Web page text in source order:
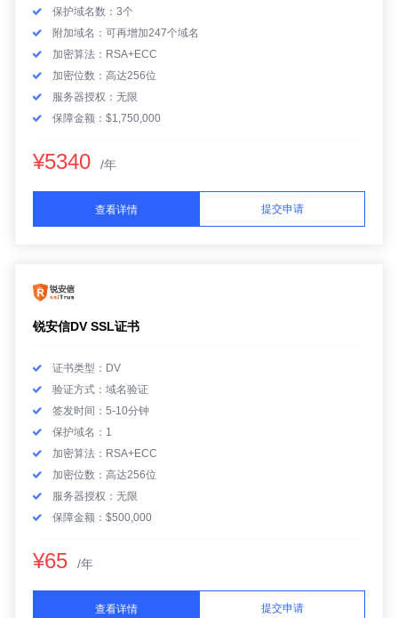
保护域名数：3个
附加域名：可再增加247个域名
加密算法：RSA+ECC
加密位数：高达256位
服务器授权：无限
保障金额：$1,750,000
¥5340 /年
查看详情 提交申请
锐安信DV SSL证书
证书类型：DV
验证方式：域名验证
签发时间：5-10分钟
保护域名：1
加密算法：RSA+ECC
加密位数：高达256位
服务器授权：无限
保障金额：$500,000
¥65 /年
查看详情 提交申请